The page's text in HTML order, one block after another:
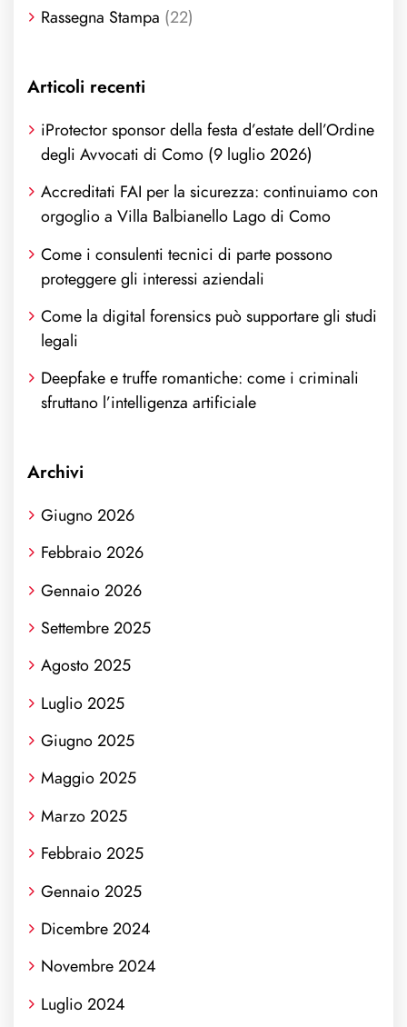
Rassegna Stampa (22)
Articoli recenti
iProtector sponsor della festa d’estate dell’Ordine
degli Avvocati di Como (9 luglio 2026)
Accreditati FAI per la sicurezza: continuiamo con
orgoglio a Villa Balbianello Lago di Como
Come i consulenti tecnici di parte possono
proteggere gli interessi aziendali
Come la digital forensics può supportare gli studi
legali
Deepfake e truffe romantiche: come i criminali
sfruttano l’intelligenza artificiale
Archivi
Giugno 2026
Febbraio 2026
Gennaio 2026
Settembre 2025
Agosto 2025
Luglio 2025
Giugno 2025
Maggio 2025
Marzo 2025
Febbraio 2025
Gennaio 2025
Dicembre 2024
Novembre 2024
Luglio 2024